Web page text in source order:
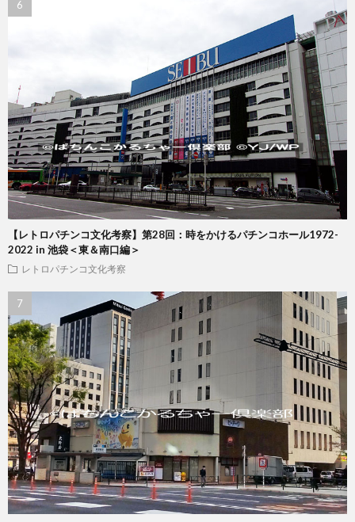
【レトロパチンコ文化考察】第28回：時をかけるパチンコホール1972-
2022 in 池袋＜東＆南口編＞
レトロパチンコ文化考察